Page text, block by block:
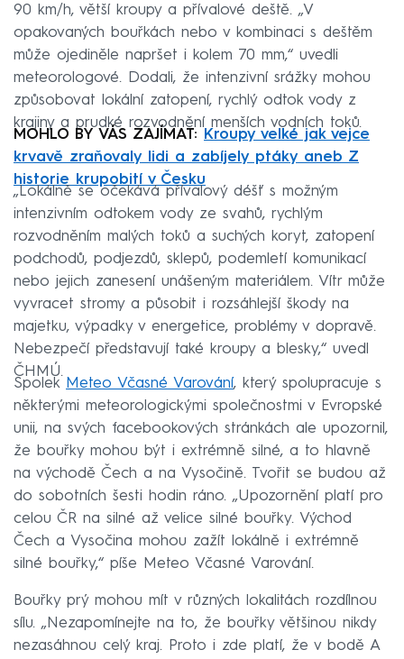
90 km/h, větší kroupy a přívalové deště. „V
opakovaných bouřkách nebo v kombinaci s deštěm
může ojediněle napršet i kolem 70 mm,“ uvedli
meteorologové. Dodali, že intenzivní srážky mohou
způsobovat lokální zatopení, rychlý odtok vody z
krajiny a prudké rozvodnění menších vodních toků.
MOHLO BY VÁS ZAJÍMAT:
Kroupy velké jak vejce
krvavě zraňovaly lidi a zabíjely ptáky aneb Z
historie krupobití v Česku
„Lokálně se očekává přívalový déšť s možným
intenzivním odtokem vody ze svahů, rychlým
rozvodněním malých toků a suchých koryt, zatopení
podchodů, podjezdů, sklepů, podemletí komunikací
nebo jejich zanesení unášeným materiálem. Vítr může
vyvracet stromy a působit i rozsáhlejší škody na
majetku, výpadky v energetice, problémy v dopravě.
Nebezpečí představují také kroupy a blesky,“ uvedl
ČHMÚ.
Spolek Meteo Včasné Varování, který spolupracuje s
některými meteorologickými společnostmi v Evropské
unii, na svých facebookových stránkách ale upozornil,
že bouřky mohou být i extrémně silné, a to hlavně
na východě Čech a na Vysočině. Tvořit se budou až
do sobotních šesti hodin ráno. „Upozornění platí pro
celou ČR na silné až velice silné bouřky. Východ
Čech a Vysočina mohou zažít lokálně i extrémně
silné bouřky,“ píše Meteo Včasné Varování.
Bouřky prý mohou mít v různých lokalitách rozdílnou
sílu. „Nezapomínejte na to, že bouřky většinou nikdy
nezasáhnou celý kraj. Proto i zde platí, že v bodě A